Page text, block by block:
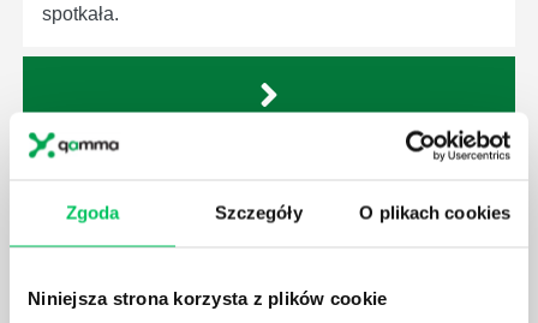
Zgoda Szczegóły O plikach cookies
Niniejsza strona korzysta z plików cookie
spotkała.
POWINIEN MIEĆ BRYGADZISTA?
sprawnie realizować swoich zadań, jeśli zabraknie w